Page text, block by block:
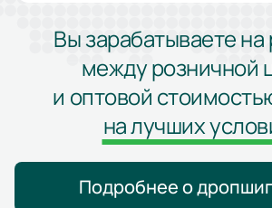
Вы зарабатываете на
между розничной
и оптовой
на лучших
Подробнее о